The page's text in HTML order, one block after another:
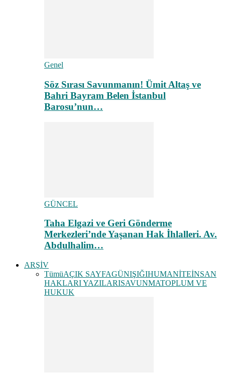
Genel
Söz Sırası Savunmanın! Ümit Altaş ve
Bahri Bayram Belen İstanbul
Barosu’nun…
GÜNCEL
Taha Elgazi ve Geri Gönderme
Merkezleri’nde Yaşanan Hak İhlalleri. Av.
Abdulhalim…
ARŞİV
TümüAÇIK SAYFAGÜNIŞIĞIHUMANİTEİNSAN
HAKLARI YAZILARISAVUNMATOPLUM VE
HUKUK